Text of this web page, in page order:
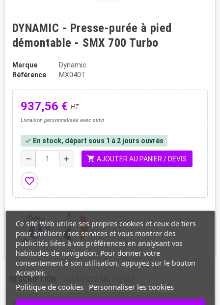
DYNAMIC - Presse-purée à pied
démontable - SMX 700 Turbo
Marque
Dynamic
Référence
MX040T
937,56 € HT
Livraison personnalisée avec suivi
check En stock, départ sous 1 à 2 jours ouvrés
remove add shopping_cart AJOUTER AU PANIER / DEVIS
favorite_border
DESCRIPTION
Ce site Web utilise ses propres cookies et ceux de tiers
pour améliorer nos services et vous montrer des
publicités liées à vos préférences en analysant vos
habitudes de navigation. Pour donner votre
consentement à son utilisation, appuyez sur le bouton
Accepter.
Politique de cookies Personnaliser les cookies